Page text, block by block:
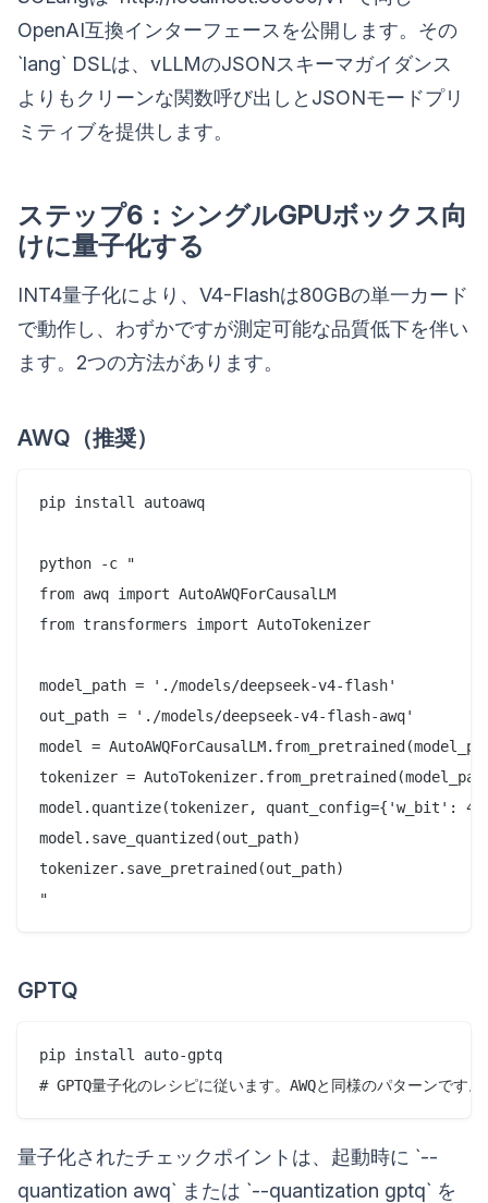
OpenAI互換インターフェースを公開します。その
`lang` DSLは、vLLMのJSONスキーマガイダンス
よりもクリーンな関数呼び出しとJSONモードプリ
ミティブを提供します。
ステップ6：シングルGPUボックス向
けに量子化する
INT4量子化により、V4-Flashは80GBの単一カード
で動作し、わずかですが測定可能な品質低下を伴い
ます。2つの方法があります。
AWQ（推奨）
pip install autoawq
python -c "
from awq import AutoAWQForCausalLM
from transformers import AutoTokenizer
model_path = './models/deepseek-v4-flash'
out_path = './models/deepseek-v4-flash-awq'
model =
tokenizer =
model.quantize(tokenizer, quant_config={'w_bit':
model.save_quantized(out_path)
tokenizer.save_pretrained(out_path)
GPTQ
pip install auto-gptq
量子化されたチェックポイントは、起動時に `--
quantization awq` または `--quantization gptq` を